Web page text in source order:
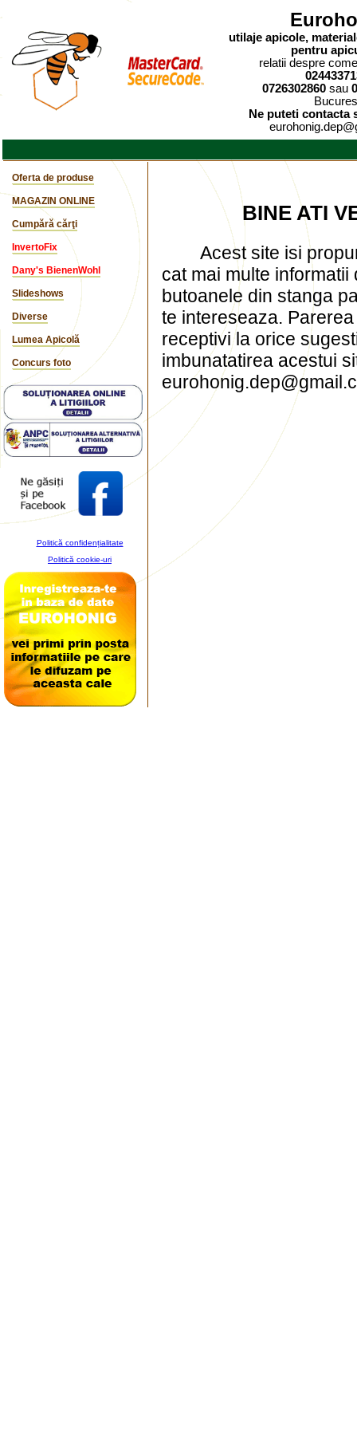
utilaje apicole,
pentru
relatii despre
0726302860 sau
Ne puteti contacta
Oferta de produse
MAGAZIN ONLINE
Cumpără cărţi
InvertoFix
Dany's BienenWohl
Slideshows
Diverse
Lumea Apicolă
Concurs foto
Politică confidențialitate
Politică cookie-uri
BINE ATI
Acest site isi
cat mai multe
butoanele din stanga
te intereseaza.
receptivi la orice
imbunatatirea acestui